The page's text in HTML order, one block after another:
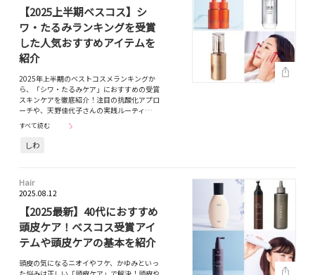
【2025上半期ベスコス】シ
ワ・たるみランキングを受賞
した人気おすすめアイテムを
紹介
2025年上半期のベストコスメランキングか
ら、「シワ・たるみケア」におすすめの受賞
スキンケアを徹底紹介！注目の抗酸化アプロ
ーチや、天野佳代子さんの実践ルーティ…
すべて読む
しわ
Hair
2025.08.12
【2025最新】40代におすすめ
頭皮ケア！ベスコス受賞アイ
テムや頭皮ケアの基本を紹介
頭皮の気になるニオイやフケ、かゆみといっ